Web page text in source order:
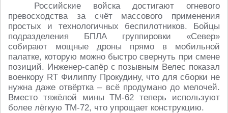
Российские войска достигают огневого
превосходства за счёт массового применения
простых и технологичных беспилотников. Бойцы
подразделения БПЛА группировки «Север»
собирают мощные дроны прямо в мобильной
палатке, которую можно быстро свернуть при смене
позиций. Инженер-сапёр с позывным Велес показал
военкору RT Филиппу Прокудину, что для сборки не
нужна даже отвёртка – всё продумано до мелочей.
Вместо тяжёлой мины ТМ-62 теперь используют
более лёгкую ТМ-72, что упрощает конструкцию.